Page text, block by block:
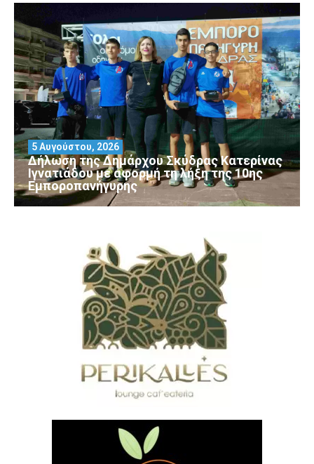
Δήλωση της Δημάρχου Σκύδρας Κατερίνας
Ιγνατιάδου με αφορμή τη λήξη της 10ης
Εμποροπανήγυρης
5 Αυγούστου, 2026